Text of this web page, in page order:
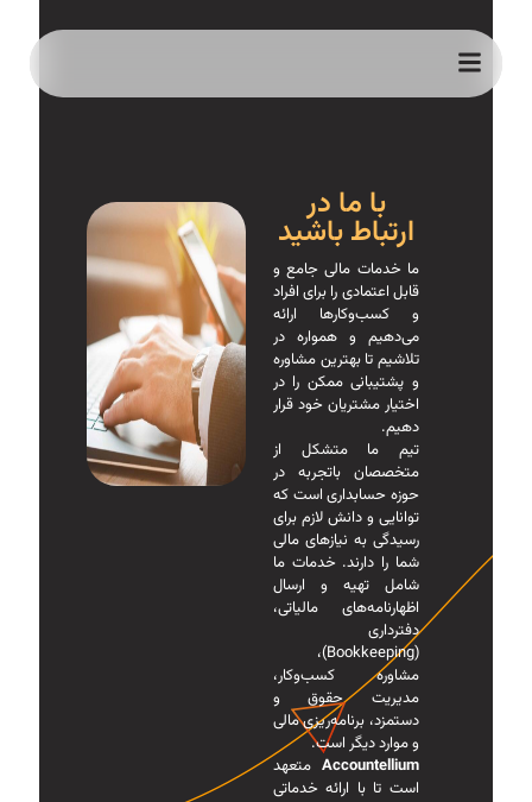
با ما در
ارتباط باشيد
ما خدمات مالی جامع و
قابل اعتمادی را برای افراد
و کسب‌وکارها ارائه
می‌دهیم و همواره در
تلاشیم تا بهترین مشاوره
و پشتیبانی ممکن را در
اختیار مشتریان خود قرار
دهیم.
تیم ما متشکل از
متخصصان باتجربه در
حوزه حسابداری است که
توانایی و دانش لازم برای
رسیدگی به نیازهای مالی
شما را دارند. خدمات ما
شامل تهیه و ارسال
اظهارنامه‌های مالیاتی،
دفترداری
(Bookkeeping)،
مشاوره کسب‌وکار،
مدیریت حقوق و
دستمزد، برنامه‌ریزی مالی
و موارد دیگر است.
Accountellium متعهد
است تا با ارائه خدماتی